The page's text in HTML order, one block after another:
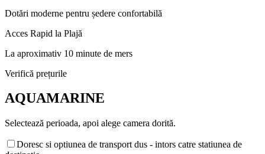
Dotări moderne pentru ședere confortabilă
Acces Rapid la Plajă
La aproximativ 10 minute de mers
Verifică prețurile
AQUAMARINE
Selectează perioada, apoi alege camera dorită.
Doresc si optiunea de transport dus - intors catre statiunea de